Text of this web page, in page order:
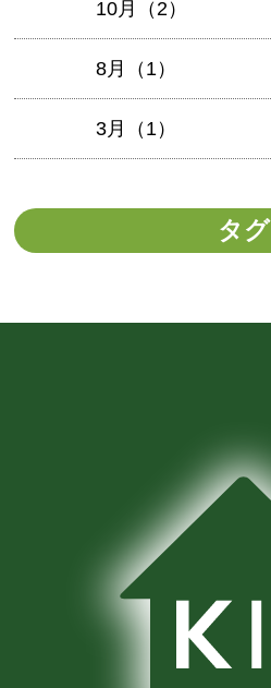
10月（2）
8月（1）
3月（1）
タグ